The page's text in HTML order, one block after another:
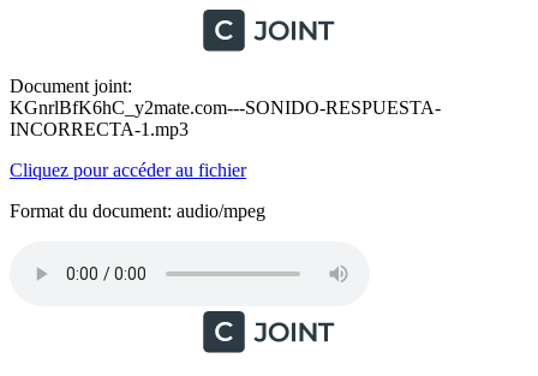
Document joint:
KGnrlBfK6hC_y2mate.com---SONIDO-RESPUESTA-
INCORRECTA-1.mp3
Cliquez pour accéder au fichier
Format du document: audio/mpeg